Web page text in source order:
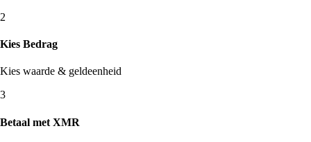
2
Kies Bedrag
Kies waarde & geldeenheid
3
Betaal met XMR